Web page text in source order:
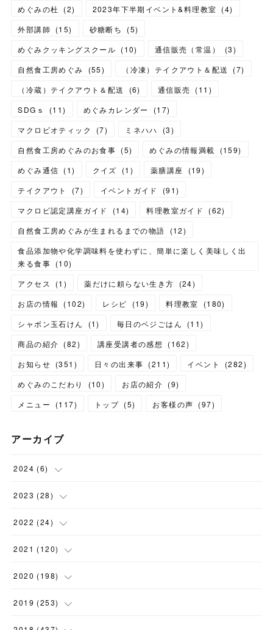
めぐみの杜 (2) 2023年下半期イベント&料理教室 (4)
外部講師 (15) 砂糖断ち (5)
めぐみクッキングスクール (10) 通信販売（常温） (3)
自然食工房めぐみ
(55) （冷凍）テイクアウト＆配送 (7)
（冷蔵）テイクアウト＆配送
(6) 通信販売 (11 )
SDGｓ
(11) めぐみカレンダー (17)
マクロビオティック
(7) ミネハハ (3)
自然食工房めぐみのお食事 (5) めぐみの情報満載 (159)
めぐみ通信 (1) クイズ (1 ) 薬膳講座 (19)
テイクアウト
(7) イベントガイド (91)
マクロビ認定講座ガイド
(14) 料理教室ガイド (62)
自然食工房めぐみが生まれるまでの物語
(12)
食品添加物や化学調味料を使わずに、簡単に楽しく美味しく出
来る食事 (10)
アクセス
(1 ) 薬だけに頼らない生き方 (24)
お店の情報
(102) レシピ (19) 料理教室 (180)
シャボン玉石けん
(1) 毎日のベジごはん (11)
商品の紹介 (82) 講座受講者の感想 (162)
お知らせ (351 ) 日々の出来事 (211) イベント (282)
めぐみのこだわり
(10) お店の紹介 (9)
メニュー
(117) トップ (5) お客様の声 (97)
アーカイブ
2024 (6)
(1)
(1 )
(1)
(1 )
2023 (28)
(2)
(1)
(1)
(2)
2022 (24)
(5)
(2)
(2)
(1)
2021 (120)
(12)
(3)
(1)
2020 (198)
(12)
(11)
2019 (253)